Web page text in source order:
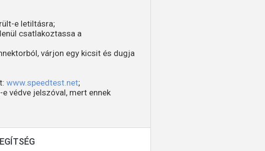
e letiltásra;
csatlakoztassa a
várjon egy kicsit és dugja
www.speedtest.net;
védve jelszóval, mert ennek